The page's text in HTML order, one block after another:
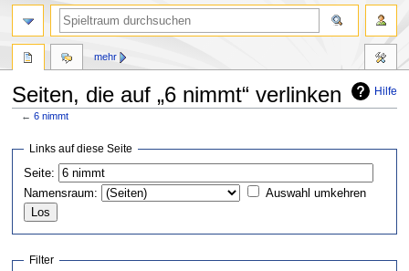
Hilfe
Seiten, die auf „6 nimmt“ verlinken
←6 nimmt
springen
springen
Links auf diese Seite
Seite:
Namensraum:
Auswahl umkehren
Filter
mehr